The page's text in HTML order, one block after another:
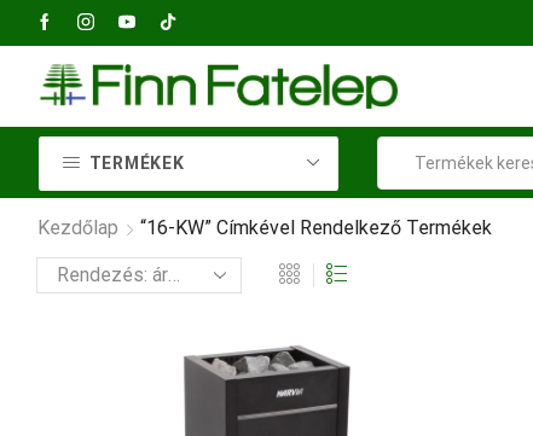
TERMÉKEK
Kezdőlap “16-KW” Címkével Rendelkező Termékek